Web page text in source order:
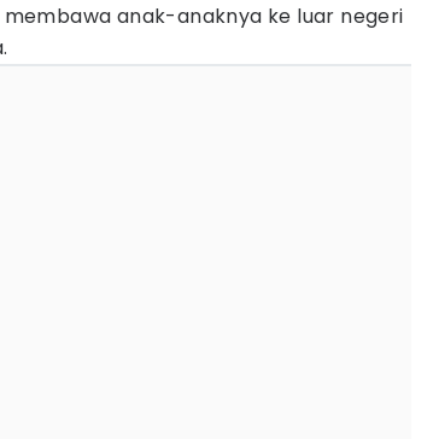
anak-anaknya ke luar negeri